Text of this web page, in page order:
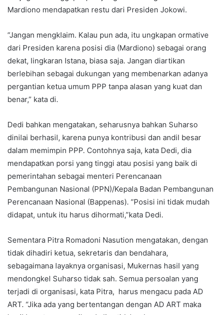
Mardiono mendapatkan restu dari Presiden Jokowi.
“Jangan mengklaim. Kalau pun ada, itu ungkapan ormative
dari Presiden karena posisi dia (Mardiono) sebagai orang
dekat, lingkaran Istana, biasa saja. Jangan diartikan
berlebihan sebagai dukungan yang membenarkan adanya
pergantian ketua umum PPP tanpa alasan yang kuat dan
benar,” kata di.
Dedi bahkan mengatakan, seharusnya bahkan Suharso
dinilai berhasil, karena punya kontribusi dan andil besar
dalam memimpin PPP. Contohnya saja, kata Dedi, dia
mendapatkan porsi yang tinggi atau posisi yang baik di
pemerintahan sebagai menteri Perencanaan
Pembangunan Nasional (PPN)/Kepala Badan Pembangunan
Perencanaan Nasional (Bappenas). “Posisi ini tidak mudah
didapat, untuk itu harus dihormati,”kata Dedi.
Sementara Pitra Romadoni Nasution mengatakan, dengan
tidak dihadiri ketua, sekretaris dan bendahara,
sebagaimana layaknya organisasi, Mukernas hasil yang
mendongkel Suharso tidak sah. Semua persoalan yang
terjadi di organisasi, kata Pitra, harus mengacu pada AD
ART. “Jika ada yang bertentangan dengan AD ART maka